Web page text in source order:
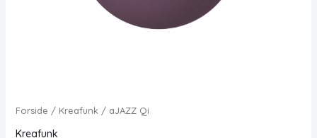
Forside / Kreafunk/ aJAZZ Qi
Kreafunk